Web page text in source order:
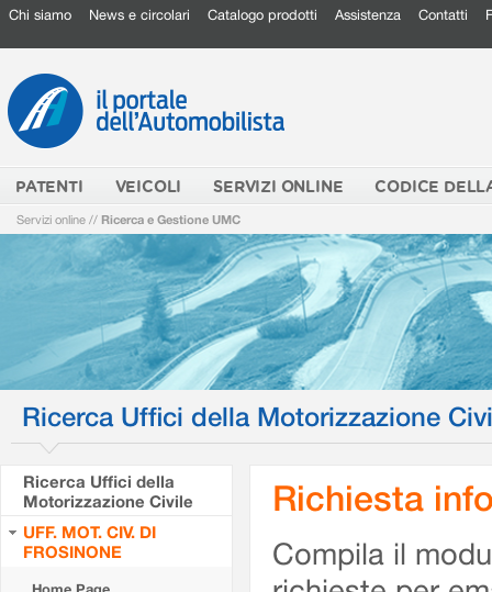
Chi siamo News e circolari Catalogo prodotti Assistenza Contatti
PATENTI VEICOLI SERVIZI ONLINE CODICE
Servizi online // Ricerca e Gestione UMC
Ricerca Uffici della Motorizzazione
Ricerca Uffici della
Motorizzazione Civile
UFF. MOT. CIV. DI
FROSINONE
Richiesta
Compila il